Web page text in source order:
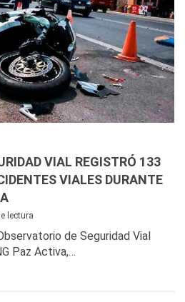
VIAL REGISTRÓ 133
VIALES DURANTE
lectura
de Seguridad Vial
Paz Activa,…